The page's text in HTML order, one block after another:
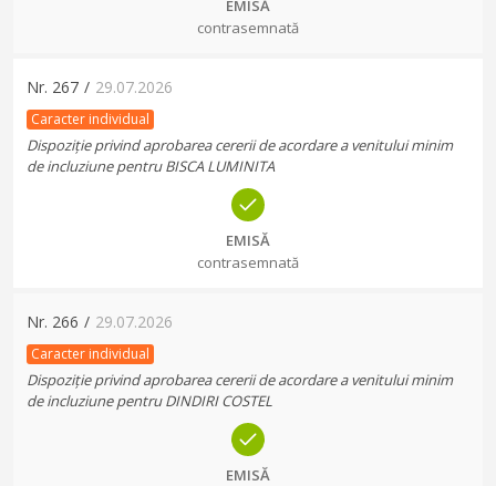
EMISĂ
contrasemnată
Nr. 267 / 29.07.2026
Caracter individual
Dispoziție privind aprobarea cererii de acordare a venitului minim
de incluziune pentru BISCA LUMINITA
EMISĂ
contrasemnată
Nr. 266 / 29.07.2026
Caracter individual
Dispoziție privind aprobarea cererii de acordare a venitului minim
de incluziune pentru DINDIRI COSTEL
EMISĂ